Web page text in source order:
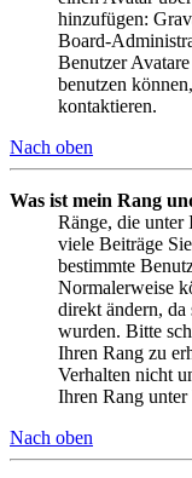
hinzufügen:
Board-
Benutzer
benutzen
kontaktieren.
Nach oben
Was ist mein Rang
Ränge, die unter
viele Beiträge
bestimmte
Normalerweise
direkt ändern,
wurden. Bitte
Ihren Rang zu
Verhalten nicht
Ihren Rang
Nach oben